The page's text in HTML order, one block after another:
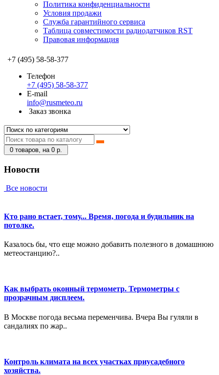
Политика конфиденциальности
Условия продажи
Служба гарантийного сервиса
Таблица совместимости радиодатчиков RST
Правовая информация
+7 (495) 58-58-377
Телефон
+7 (495) 58-58-377
E-mail
info@rusmeteo.ru
Заказ звонка
0 товаров, на 0 р.
Новости
Все новости
Кто рано встает, тому... Время, погода и будильник на
потолке.
Казалось бы, что еще можно добавить полезного в домашнюю
метеостанцию?..
Как выбрать оконный термометр. Термометры с
прозрачным дисплеем.
В Москве погода весьма переменчива. Вчера Вы гуляли в
сандалиях по жар..
Контроль климата на всех участках приусадебного
хозяйства.